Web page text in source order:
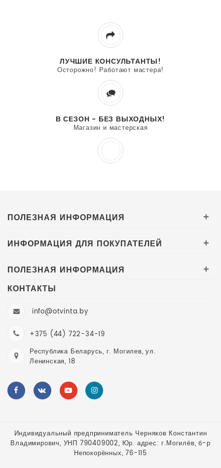
ЛУЧШИЕ КОНСУЛЬТАНТЫ!
Осторожно! Работают мастера!
В СЕЗОН - БЕЗ ВЫХОДНЫХ!
Магазин и мастерская
ПОЛЕЗНАЯ ИНФОРМАЦИЯ +
ИНФОРМАЦИЯ ДЛЯ ПОКУПАТЕЛЕЙ +
ПОЛЕЗНАЯ ИНФОРМАЦИЯ +
КОНТАКТЫ
info@otvinta.by
+375 (44) 722-34-19
Республика Беларусь, г. Могилев, ул.
Ленинская, 18
Индивидуальный предприниматель Черняков Константин
Владимирович, УНП 790409002, Юр. адрес: г.Могилёв, б-р
Непокорённых, 76-115